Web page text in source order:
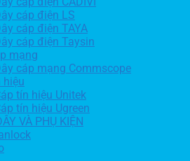
cáp điện LS
cáp điện TAYA
cáp điện Taysin
mạng
cáp mạng Commscope
hiệu
tín hiệu Unitek
tín hiệu Ugreen
VÀ PHỤ KIỆN